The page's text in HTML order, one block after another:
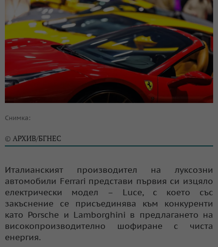
Снимка:
© АРХИВ/БГНЕС
Италианският производител на луксозни
автомобили Ferrari представи първия си изцяло
електрически модел – Luce, с което със
закъснение се присъединява към конкуренти
като Porsche и Lamborghini в предлагането на
високопроизводително шофиране с чиста
енергия.